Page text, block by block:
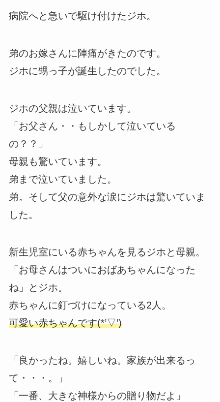
病院へと急いで駆け付けたジホ。
弟のお嫁さんに陣痛がきたのです。
ジホに甥っ子が誕生したのでした。
ジホの父親は泣いています。
「お父さん・・もしかして泣いている
の？？」
母親も驚いています。
弟まで泣いていました。
弟。そして父の意外な涙にジホは驚いていま
した。
新生児室にいる赤ちゃんを見るジホと母親。
「お母さんはついにおばあちゃんになった
ね」とジホ。
赤ちゃんに釘づけになっている2人。
可愛い赤ちゃんです(*’▽’)
「良かったね。嬉しいね。家族が出来るっ
て・・・。」
「一番、大きな神様からの贈り物だよ」